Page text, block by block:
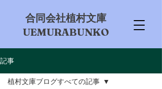
​合同会社植村文庫
UEMURABUNKO
記事
植村文庫ブログすべての記事